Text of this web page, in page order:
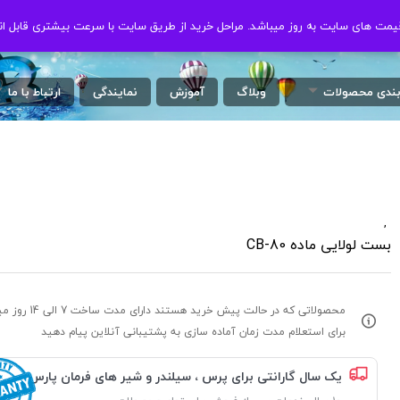
های سایت به روز میباشد. مراحل خرید از طریق سایت با سرعت بیشتری قابل
محصولات وبلاگ آموزش نمایندگی
ارتباط با ما
های سایت به روز میباشد. مراحل خرید از طریق سایت با سرعت بیشتری قابل
,
بست لولایی ماده CB-80
محصولاتی که در حالت پیش خرید
برای استعلام مدت زمان آماده سازی به پشتیبانی آنلاین پیام دهید
یک سال گارانتی برای پرس ، سیلندر و شیر های فرمان پارس